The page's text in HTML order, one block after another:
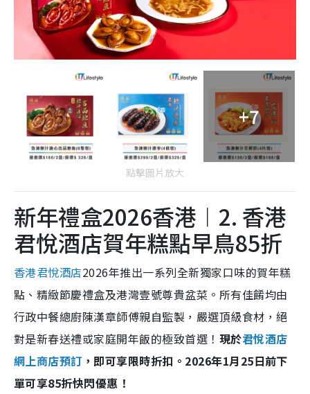
+7
點擊圖片放大
新年禮盒2026香港︱2. 香港
君悅酒店賀年糕點早鳥85折
香港君悅酒店2026年推出一系列全新獨家口味的賀年糕
點、精緻節慶禮盒及港灣壹號尊貴盆菜。所有佳餚均由
行政中餐總廚陳漢章師傅親自監製，嚴選頂級食材，絕
對是新春送禮或家庭開年飯的極致首選！ 現於君悅酒店
網上商店預訂 ，即可享限時折扣。2026年1月25日前下
單可享85折快閃優惠！